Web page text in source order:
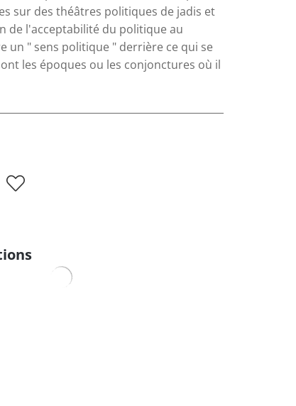
sur des théâtres politiques de jadis et
de l'acceptabilité du politique au
un " sens politique " derrière ce qui se
les époques ou les conjonctures où il